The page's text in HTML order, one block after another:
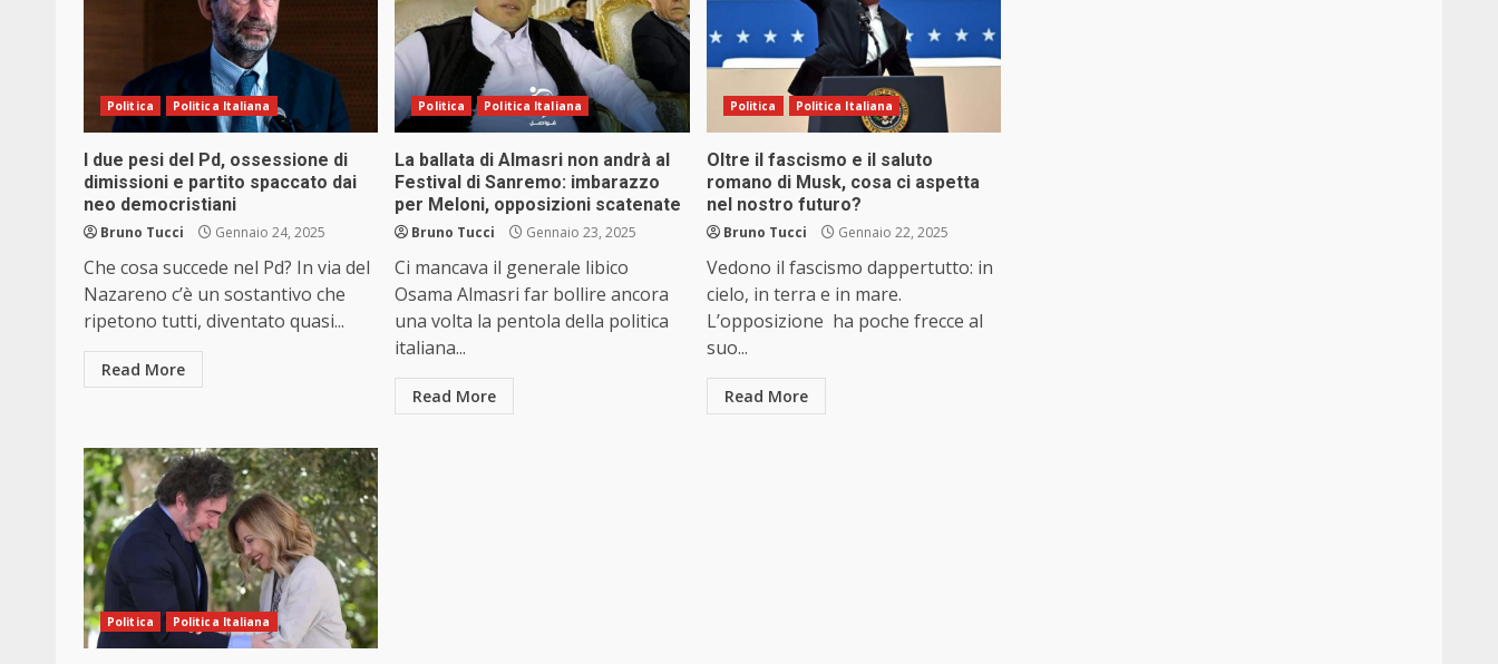
Politica Politica Italiana
I due pesi del Pd, ossessione di
dimissioni e partito spaccato dai
neo democristiani
Bruno Tucci Gennaio 24, 2025
Che cosa succede nel Pd? In via del
Nazareno c’è un sostantivo che
ripetono tutti, diventato quasi...
Read More
Politica Politica Italiana
La ballata di Almasri non andrà al
Festival di Sanremo: imbarazzo
per Meloni, opposizioni scatenate
Bruno Tucci Gennaio 23, 2025
Ci mancava il generale libico
Osama Almasri far bollire ancora
una volta la pentola della politica
italiana...
Read More
Politica Politica Italiana
Oltre il fascismo e il saluto
romano di Musk, cosa ci aspetta
nel nostro futuro?
Bruno Tucci Gennaio 22, 2025
Vedono il fascismo dappertutto: in
cielo, in terra e in mare.
L’opposizione ha poche frecce al
suo...
Read More
Politica Politica Italiana